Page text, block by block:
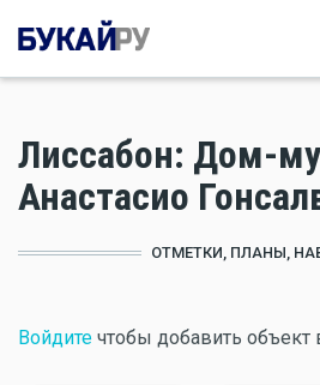
Лиссабон: Дом-
Анастасио
ОТМЕТКИ, ПЛАНЫ,
Войдите чтобы добавить объект